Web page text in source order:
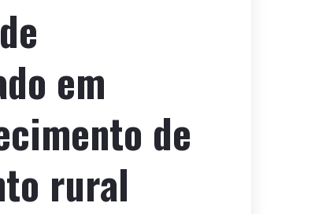
em
de
rural